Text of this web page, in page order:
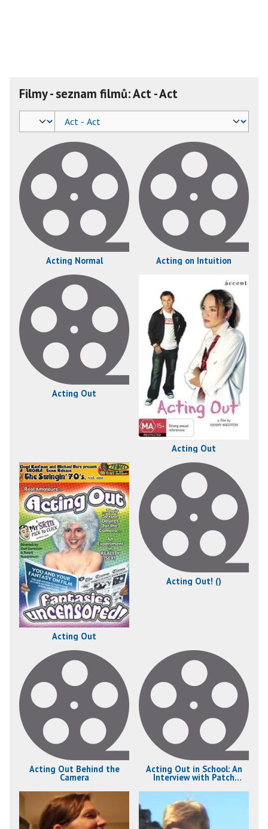
Filmy - seznam filmů: Act - Act
Acting Normal Acting on Intuition
Acting Out
Acting Out
Acting Out
Acting Out! ()
Acting Out Behind the
Camera
Acting Out in School: An
Interview with Patch